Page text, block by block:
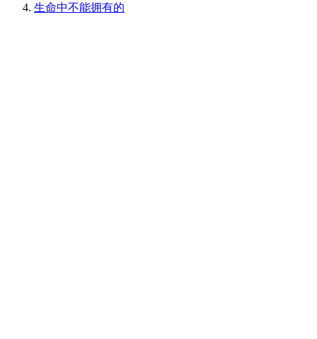
生命中不能拥有的